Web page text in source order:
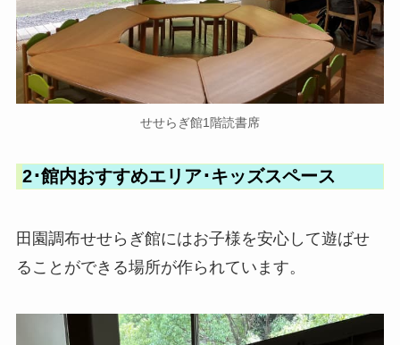
せせらぎ館1階読書席
2･館内おすすめエリア･キッズスペース
田園調布せせらぎ館にはお子様を安心して遊ばせ
ることができる場所が作られています。